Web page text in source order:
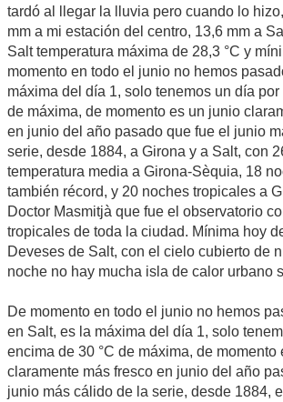
tardó al llegar la lluvia pero cuando lo
mm a mi estación del centro, 13,6 mm a
Salt temperatura máxima de 28,3 °C y
momento en todo el junio no hemos
máxima del día 1, solo tenemos un día por
de máxima, de momento es un junio
en junio del año pasado que fue el junio
serie, desde 1884, a Girona y a Salt, con
temperatura media a Girona-Sèquia, 18
también récord, y 20 noches tropicales a
Doctor Masmitjà que fue el observatorio
tropicales de toda la ciudad. Mínima hoy
Deveses de Salt, con el cielo cubierto de
noche no hay mucha isla de calor urbano
De momento en todo el junio no hemos
en Salt, es la máxima del día 1, solo
encima de 30 °C de máxima, de momento
claramente más fresco en junio del año
junio más cálido de la serie, desde 1884,